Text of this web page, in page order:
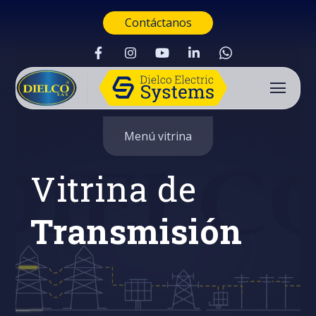
Contáctanos
Buscar
Menú vitrina
Vitrina de
Transmisión